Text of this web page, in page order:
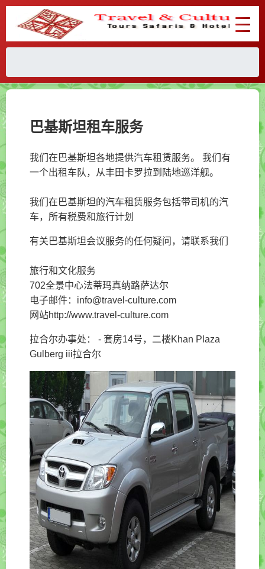
巴基斯坦租车服务
我们在巴基斯坦各地提供汽车租赁服务。 我们有
一个出租车队，从丰田卡罗拉到陆地巡洋舰。
我们在巴基斯坦的汽车租赁服务包括带司机的汽
车，所有税费和旅行计划
有关巴基斯坦会议服务的任何疑问，请联系我们
旅行和文化服务
702全景中心法蒂玛真纳路萨达尔
电子邮件：info@travel-culture.com
网站http://www.travel-culture.com
拉合尔办事处： - 套房14号，二楼Khan Plaza
Gulberg iii拉合尔